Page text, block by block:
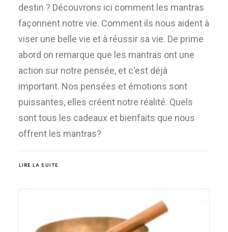
destin ? Découvrons ici comment les mantras
façonnent notre vie. Comment ils nous aident à
viser une belle vie et à réussir sa vie. De prime
abord on remarque que les mantras ont une
action sur notre pensée, et c'est déjà
important. Nos pensées et émotions sont
puissantes, elles créent notre réalité. Quels
sont tous les cadeaux et bienfaits que nous
offrent les mantras?
LIRE LA SUITE